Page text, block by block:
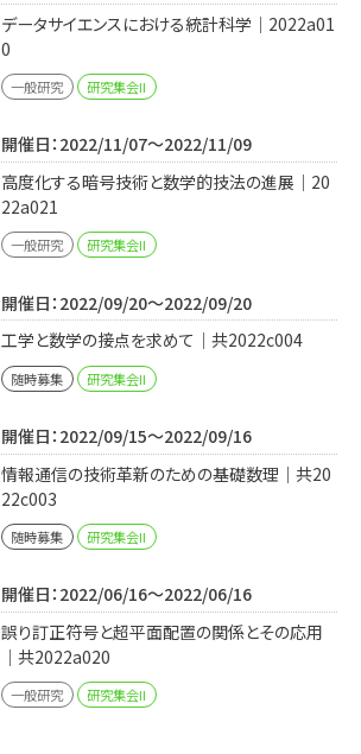
データサイエンスにおける統計科学｜2022a01
0
一般研究 研究集会II
開催日：2022/11/07～2022/11/09
高度化する暗号技術と数学的技法の進展｜20
22a021
一般研究 研究集会II
開催日：2022/09/20～2022/09/20
工学と数学の接点を求めて｜共2022c004
随時募集 研究集会II
開催日：2022/09/15～2022/09/16
情報通信の技術革新のための基礎数理｜共20
22c003
随時募集 研究集会II
開催日：2022/06/16～2022/06/16
誤り訂正符号と超平面配置の関係とその応用
｜共2022a020
一般研究 研究集会II